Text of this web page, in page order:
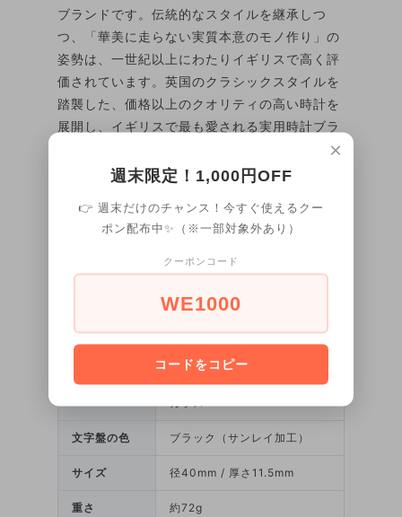
ブランドです。伝統的なスタイルを継承しつ
つ、「華美に走らない実質本意のモノ作り」の
姿勢は、一世紀以上にわたりイギリスで高く評
価されています。英国のクラシックスタイルを
踏襲した、価格以上のクオリティの高い時計を
展開し、イギリスで最も愛される実用時計ブラ
ンドの一つとなっています。美しい仕上がりの
「ROTARY／ロータリー」腕時計は、ワンラン
ムーブメント（VD53）
ステンレススチール
ケース裏
ステンレススチール蓋（シル
ドーム型ミネラルクリスタル
ガラス
文字盤の色 ブラック（サンレイ加工）
サイズ 径40mm / 厚さ11.5mm
重さ 約72g
×
週末限定！1,000円OFF
👉 週末だけのチャンス！今すぐ使えるクー
ポン配布中✨（※一部対象外あり）
クーポンコード
WE1000
コードをコピー